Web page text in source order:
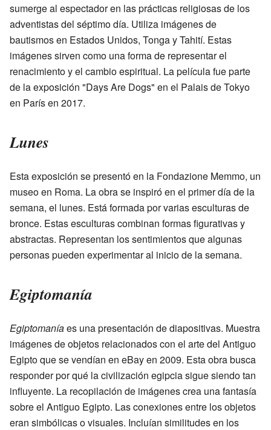
sumerge al espectador en las prácticas religiosas de los
adventistas del séptimo día. Utiliza imágenes de
bautismos en Estados Unidos, Tonga y Tahití. Estas
imágenes sirven como una forma de representar el
renacimiento y el cambio espiritual. La película fue parte
de la exposición "Days Are Dogs" en el Palais de Tokyo
en París en 2017.
Lunes
Esta exposición se presentó en la Fondazione Memmo, un
museo en Roma. La obra se inspiró en el primer día de la
semana, el lunes. Está formada por varias esculturas de
bronce. Estas esculturas combinan formas figurativas y
abstractas. Representan los sentimientos que algunas
personas pueden experimentar al inicio de la semana.
Egiptomanía
Egiptomaníaes una presentación de diapositivas. Muestra
imágenes de objetos relacionados con el arte del Antiguo
Egipto que se vendían en eBay en 2009. Esta obra busca
responder por qué la civilización egipcia sigue siendo tan
influyente. La recopilación de imágenes crea una fantasía
sobre el Antiguo Egipto. Las conexiones entre los objetos
eran simbólicas o visuales. Incluían similitudes en los